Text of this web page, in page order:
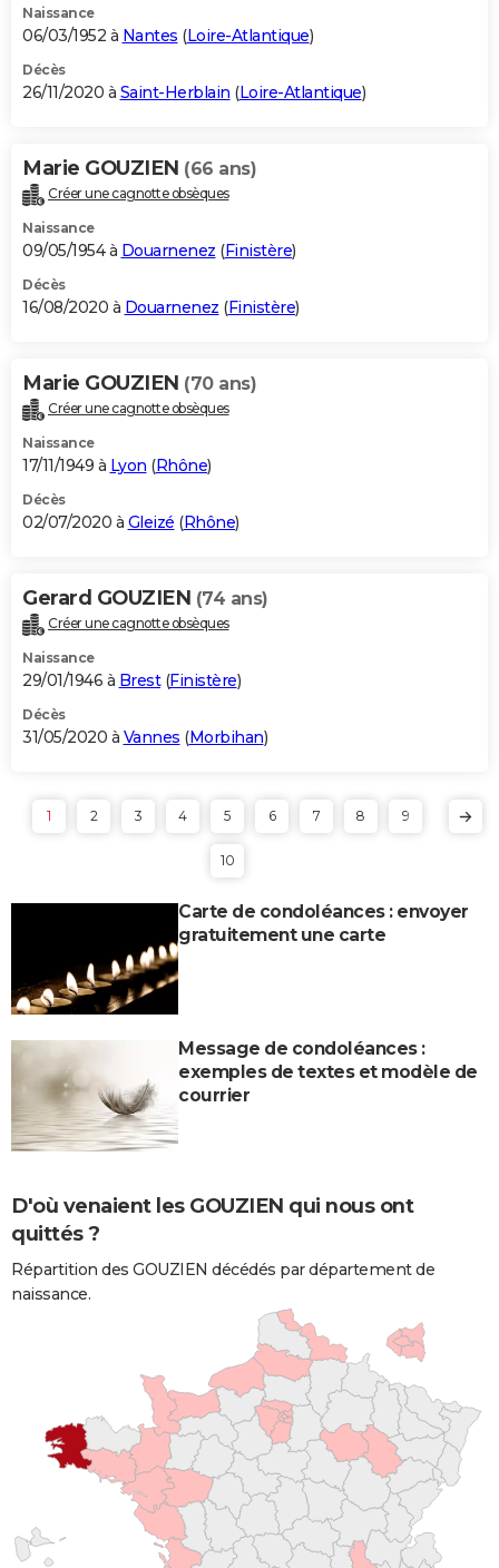
Naissance
06/03/1952 à Nantes (Loire-Atlantique)
Décès
26/11/2020 à Saint-Herblain (Loire-Atlantique)
Marie GOUZIEN (66 ans)
Créer une cagnotte obsèques
Naissance
09/05/1954 à Douarnenez (Finistère)
Décès
16/08/2020 à Douarnenez (Finistère)
Marie GOUZIEN (70 ans)
Créer une cagnotte obsèques
Naissance
17/11/1949 à Lyon (Rhône)
Décès
02/07/2020 à Gleizé (Rhône)
Gerard GOUZIEN (74 ans)
Créer une cagnotte obsèques
Naissance
29/01/1946 à Brest(Finistère)
Décès
31/05/2020 à Vannes (Morbihan)
1 2 3 4 5 6 7 8 9
10
Carte de condoléances : envoyer
gratuitement une carte
Message de condoléances :
exemples de textes et modèle de
courrier
D'où venaient les GOUZIEN qui nous ont
quittés ?
Répartition des GOUZIEN décédés par département de
naissance.